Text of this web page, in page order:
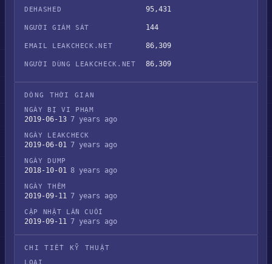
DEHASHED 95,431
NGƯỜI GIÁM SÁT 144
EMAIL LEAKCHECK.NET 86,309
NGƯỜI DÙNG LEAKCHECK.NET 86,309
DÒNG THỜI GIAN
NGÀY BỊ VI PHẠM
2019-06-13 7 years ago
NGÀY LEAKCHECK
2019-06-01 7 years ago
NGÀY DUMP
2018-10-01 8 years ago
NGÀY THÊM
2019-09-11 7 years ago
CẬP NHẬT LẦN CUỐI
2019-09-11 7 years ago
CHI TIẾT KỸ THUẬT